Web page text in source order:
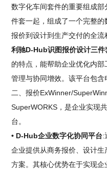
数字化车间套件的重要组成
件套一起，组成了一个完整
报价到设计到生产交付的全流
利驰D-Hub识图报价设计三件
的特点，能帮助企业优化内
管理与协同增效。该平台包
二、报价ExWinner/
SuperWORKS，是企业实现
台。
• D-Hub企业数字化协同平台:
企业提供从商务报价、设计
方案。其核心优势在于实现